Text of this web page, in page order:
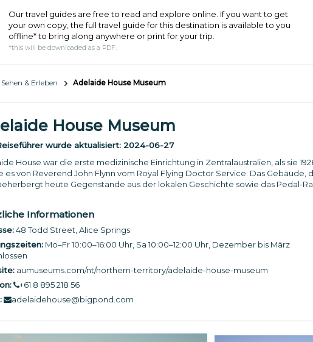
Our travel guides are free to read and explore online. If you want to get
your own copy, the full travel guide for this destination is available to you
offline* to bring along anywhere or print for your trip.​
*this will be downloaded as a PDF.
Sehen & Erleben Adelaide House Museum
House Museum
wurde aktualisiert: 2024-06-27
House war die erste medizinische Einrichtung in Zentralaustralien, als sie
es von Reverend John Flynn vom Royal Flying Doctor Service. Das
heute Gegenstände aus der lokalen Geschichte sowie das Pedal-
Informationen
48 Todd Street, Alice Springs
Mo–Fr 10:00–16:00 Uhr, Sa 10:00–12:00 Uhr, Dezember bis März
aumuseums.com/nt/northern-territory/adelaide-house-museum
+61 8 895 218 56
adelaidehouse@bigpond.com